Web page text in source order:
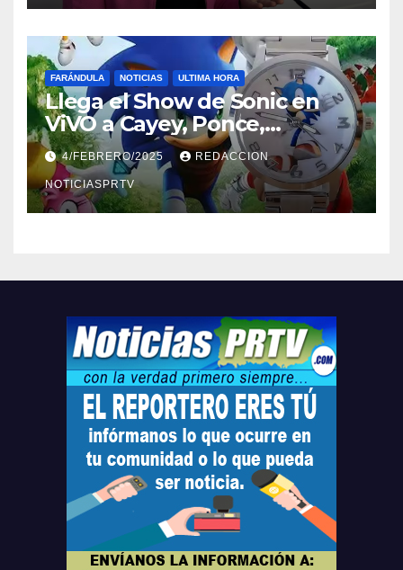
FARÁNDULA NOTICIAS ULTIMA HORA
Llega el Show de Sonic en
ViVO a Cayey, Ponce,
Barceloneta y Humacao,
Relojes gratis para el que
compre ahora….
4/FEBRERO/2025 REDACCION
NOTICIASPRTV